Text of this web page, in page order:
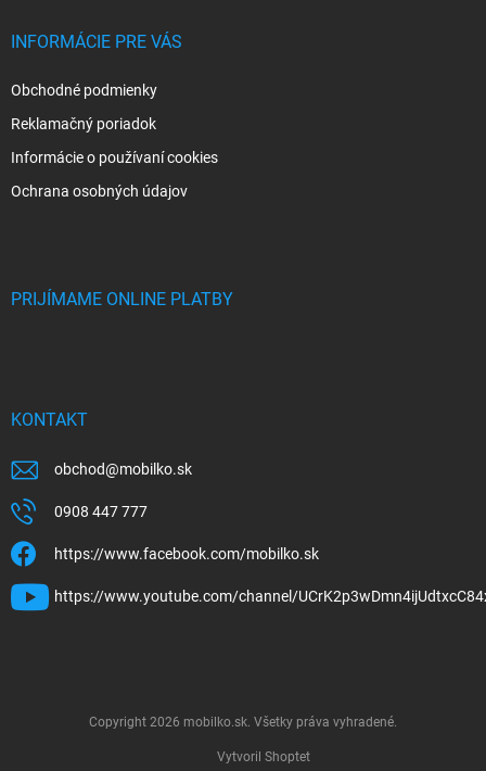
INFORMÁCIE PRE VÁS
Obchodné podmienky
Reklamačný poriadok
Informácie o používaní cookies
Ochrana osobných údajov
PRIJÍMAME ONLINE PLATBY
KONTAKT
obchod@mobilko.sk
0908 447 777
https://www.facebook.com/mobilko.sk
https://www.youtube.com/channel/
Vytvoril Shoptet
Copyright 2026 mobilko.sk. Všetky práva vyhradené.